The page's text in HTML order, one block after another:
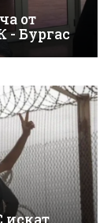
от
- Бургас